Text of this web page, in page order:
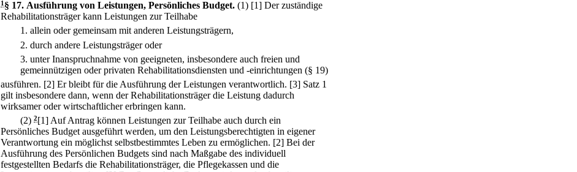
1 § 17. Ausführung von Leistungen, Persönliches Budget. (1) [1] Der zuständige
Rehabilitationsträger kann Leistungen zur Teilhabe
1. allein oder gemeinsam mit anderen Leistungsträgern,
2. durch andere Leistungsträger oder
3. unter Inanspruchnahme von geeigneten, insbesondere auch freien und
gemeinnützigen oder privaten Rehabilitationsdiensten und -einrichtungen (§ 19)
ausführen. [2] Er bleibt für die Ausführung der Leistungen verantwortlich. [3] Satz 1
gilt insbesondere dann, wenn der Rehabilitationsträger die Leistung dadurch
wirksamer oder wirtschaftlicher erbringen kann.
(2) 2[1] Auf Antrag können Leistungen zur Teilhabe auch durch ein
Persönliches Budget ausgeführt werden, um den Leistungsberechtigten in eigener
Verantwortung ein möglichst selbstbestimmtes Leben zu ermöglichen. [2] Bei der
Ausführung des Persönlichen Budgets sind nach Maßgabe des individuell
festgestellten Bedarfs die Rehabilitationsträger, die Pflegekassen und die